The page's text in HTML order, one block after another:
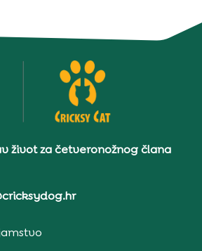
život za četveronožnog člana